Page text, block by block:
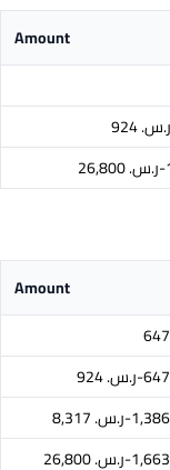
Amount
Amount